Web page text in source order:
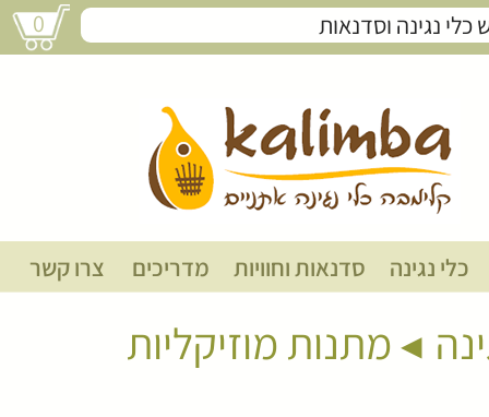
0
ביצת קצב
כלי נגינה סדנאות וחוויות מדריכים צרו קשר
מתנות מוזיקליות